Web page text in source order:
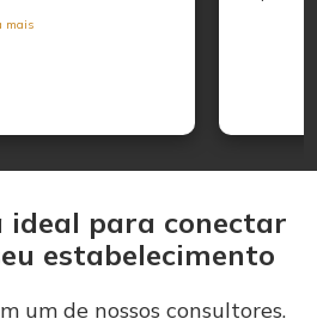
mais
para conectar
estabelecimento
um de nossos consultores.